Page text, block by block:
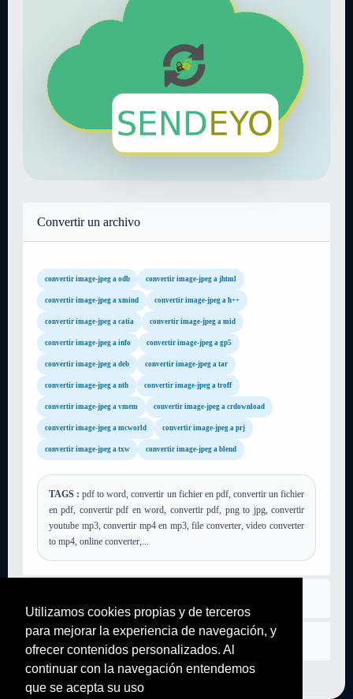
Utilizamos cookies propias y de terceros
para mejorar la experiencia de navegación, y
ofrecer contenidos personalizados. Al
continuar con la navegación entendemos
que se acepta su uso
Convertir un archivo
convertir image-jpeg a odb convertir image-jpeg a jhtml
convertir image-jpeg a xmind convertir image-jpeg a h++
convertir image-jpeg a catia convertir image-jpeg a mid
convertir image-jpeg a info convertir image-jpeg a gp5
convertir image-jpeg a deb convertir image-jpeg a tar
convertir image-jpeg a nth convertir image-jpeg a troff
convertir image-jpeg a vmem convertir image-jpeg a crdownload
convertir image-jpeg a mcworld convertir image-jpeg a prj
convertir image-jpeg a txw convertir image-jpeg a blend
TAGS : pdf to word, convertir un fichier en pdf, convertir un fichier
en pdf, convertir pdf en word, convertir pdf, png to jpg, convertir
youtube mp3, convertir mp4 en mp3, file converter, video converter
to mp4, online converter,...
Contáctenos